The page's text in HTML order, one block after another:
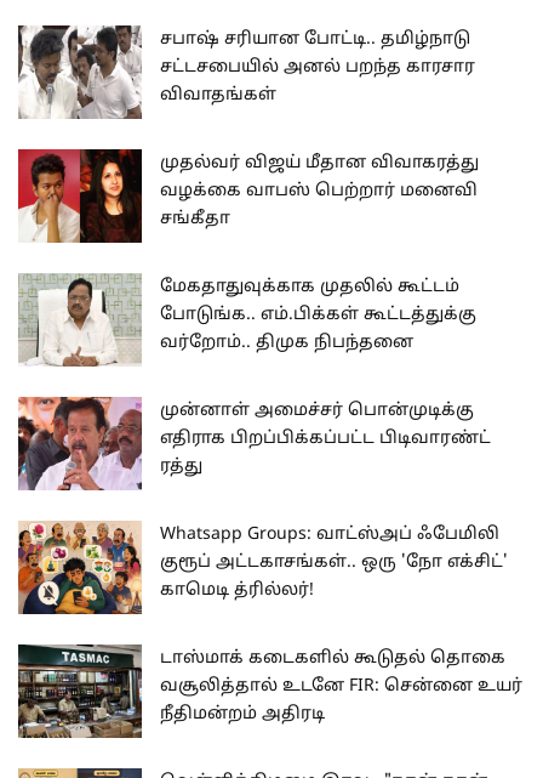
சபாஷ் சரியான போட்டி.. தமிழ்நாடு
சட்டசபையில் அனல் பறந்த காரசார
விவாதங்கள்
முதல்வர் விஜய் மீதான விவாகரத்து
வழக்கை வாபஸ் பெற்றார் மனைவி
சங்கீதா
மேகதாதுவுக்காக முதலில் கூட்டம்
போடுங்க.. எம்.பிக்கள் கூட்டத்துக்கு
வர்றோம்.. திமுக நிபந்தனை
முன்னாள் அமைச்சர் பொன்முடிக்கு
எதிராக பிறப்பிக்கப்பட்ட பிடிவாரண்ட்
ரத்து
Whatsapp Groups: வாட்ஸ்அப் ஃபேமிலி
குரூப் அட்டகாசங்கள்.. ஒரு 'நோ எக்சிட்'
காமெடி த்ரில்லர்!
டாஸ்மாக் கடைகளில் கூடுதல் தொகை
வசூலித்தால் உடனே FIR: சென்னை உயர்
நீதிமன்றம் அதிரடி